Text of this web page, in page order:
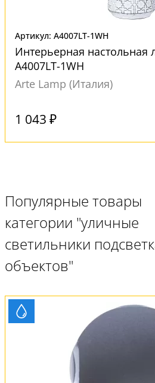
Артикул: A4007LT-1WH
Интерьерная настольная
A4007LT-1WH
Arte Lamp (Италия)
1 043 ₽
Популярные товары
категории "уличные
светильники
объектов"